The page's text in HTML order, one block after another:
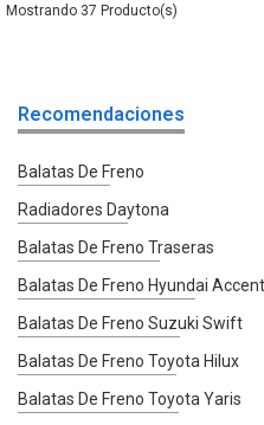
37
Recomendaciones
Balatas De Freno
Radiadores Daytona
Balatas De Freno Traseras
Balatas De Freno Hyundai Accent
Balatas De Freno Suzuki Swift
Balatas De Freno Toyota Hilux
Balatas De Freno Toyota Yaris